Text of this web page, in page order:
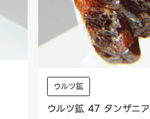
ウルツ鉱
ウルツ鉱 47 タンザニア